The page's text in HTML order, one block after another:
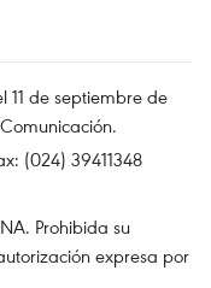
11 de septiembre de
(024) 39411348
Prohibida su
expresa por